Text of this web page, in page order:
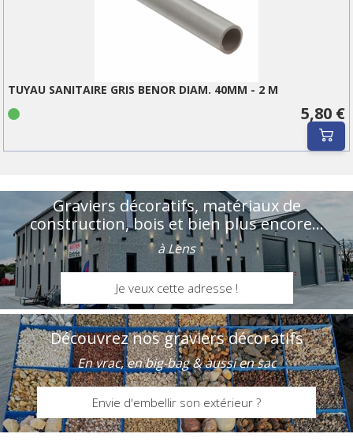
TUYAU SANITAIRE GRIS BENOR DIAM. 40MM - 2 M
5,80 €
Graviers décoratifs, matériaux de
construction, bois et bien plus encore...
à Lens
Je veux cette adresse !
Découvrez nos graviers décoratifs
En vrac, en big-bag & aussi en sac
Envie d'embellir son extérieur ?